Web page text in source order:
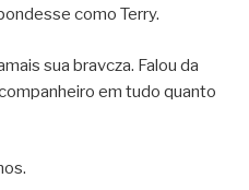
como Terry.
sua bravcza. Falou da
em tudo quanto